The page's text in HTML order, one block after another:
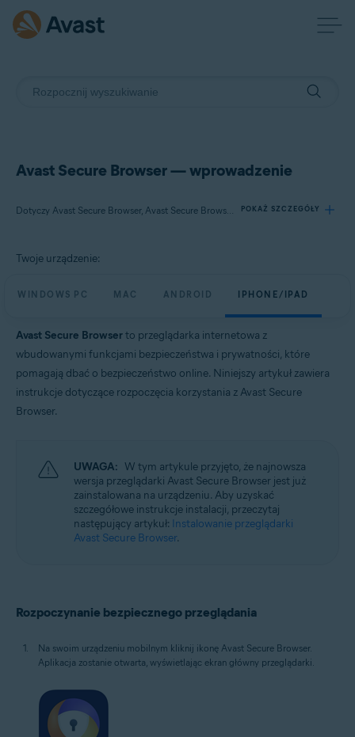
Avast Secure Browser — wprowadzenie
Dotyczy Avast Secure Browser, Avast Secure Browser PRO POKAŻ SZCZEGÓŁY
Avast Secure Browser
Systemy operacyjne:
Windows, macOS, Android i iOS
Twoje urządzenie:
WINDOWS PC MAC ANDROID IPHONE/IPAD
Avast Secure Browserto przeglądarka internetowa z
wbudowanymi funkcjami bezpieczeństwa i prywatności, które
pomagają dbać o bezpieczeństwo online. Niniejszy artykuł zawiera
instrukcje dotyczące rozpoczęcia korzystania z Avast Secure
Browser.
UWAGA: W tym artykule przyjęto, że najnowsza
wersja przeglądarki Avast Secure Browser jest już
zainstalowana na urządzeniu. Aby uzyskać
szczegółowe instrukcje instalacji, przeczytaj
następujący artykuł: Instalowanie przeglądarki
Avast Secure Browser.
Rozpoczynanie bezpiecznego przeglądania
Na swoim urządzeniu mobilnym kliknij ikonę Avast Secure Browser.
Aplikacja zostanie otwarta, wyświetlając ekran główny przeglądarki.